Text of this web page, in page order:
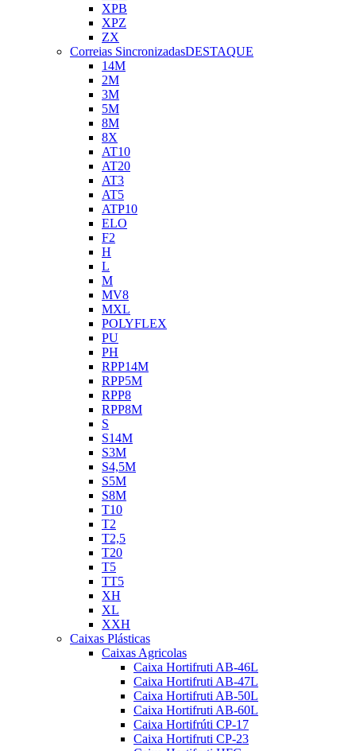
XPB
XPZ
ZX
Correias SincronizadasDESTAQUE
14M
2M
3M
5M
8M
8X
AT10
AT20
AT3
AT5
ATP10
ELO
F2
H
L
M
MV8
MXL
POLYFLEX
PU
PH
RPP14M
RPP5M
RPP8
RPP8M
S
S14M
S3M
S4,5M
S5M
S8M
T10
T2
T2,5
T20
T5
TT5
XH
XL
XXH
Caixas Plásticas
Caixas Agricolas
Caixa Hortifruti AB-46L
Caixa Hortifruti AB-47L
Caixa Hortifruti AB-50L
Caixa Hortifruti AB-60L
Caixa Hortifrúti CP-17
Caixa Hortifruti CP-23